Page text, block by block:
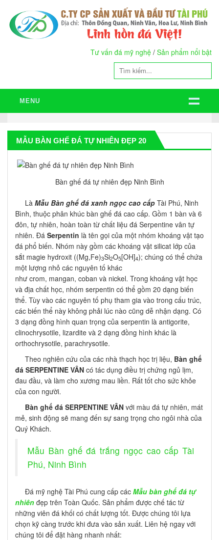
Tư vấn đá mỹ nghệ / Sản phẩm nổi bật
MENU
MẪU BÀN GHẾ ĐÁ TỰ NHIÊN ĐẸP 20
Bàn ghế đá tự nhiên đẹp Ninh Bình
Là Mẫu Bàn ghế đá xanh ngọc cao cấp Tài Phú, Ninh
Bình, thuộc phân khúc bàn ghế đá cao cấp. Gồm 1 bàn và 6
đôn, tự nhiên, hoàn toàn từ chất liệu đá Serpentine vân tự
nhiên. Đá Serpentin là tên gọi của một nhóm khoáng vật tạo
đá phổ biến. Nhóm này gồm các khoáng vật silicat lớp của
sắt magie hydroxit ((Mg,Fe)3Si2O5[OH]4); chúng có thể chứa
một lượng nhỏ các nguyên tố khác
như crom, mangan, coban và nickel. Trong khoáng vật học
và địa chất học, nhóm serpentin có thể gồm 20 dạng biến
thể. Tùy vào các nguyên tố phụ tham gia vào trong cấu trúc,
các biến thể này không phải lúc nào cũng dễ nhận dạng. Có
3 dạng đồng hình quan trọng của serpentin là antigorite,
clinochrysotile, lizardite và 2 dạng đồng hình khác là
orthochrysotile, parachrysotile.
Theo nghiên cứu của các nhà thạch học trị liệu, Bàn ghế
đá SERPENTINE VÂN có tác dụng điều trị chứng ngủ lịm,
đau đầu, và làm cho xương mau liền. Rất tốt cho sức khỏe
của con người.
Bàn ghế đá SERPENTINE VÂN với màu đá tự nhiên, mát
mẻ, sinh động sẽ mang đến sự sang trọng cho ngôi nhà của
Quý Khách.
Mẫu Bàn ghế đá trắng ngọc cao cấp Tài
Phú, Ninh Bình
Đá mỹ nghệ Tài Phú cung cấp các Mẫu bàn ghế đá tự
nhiên đẹp trên Toàn Quốc. Sản phẩm được chế tác từ
những viên đá khối có chất lượng tốt. Được chúng tôi lựa
chọn kỹ càng trước khi đưa vào sản xuất. Liên hệ ngay với
chúng tôi để đặt hàng nhanh nhất: